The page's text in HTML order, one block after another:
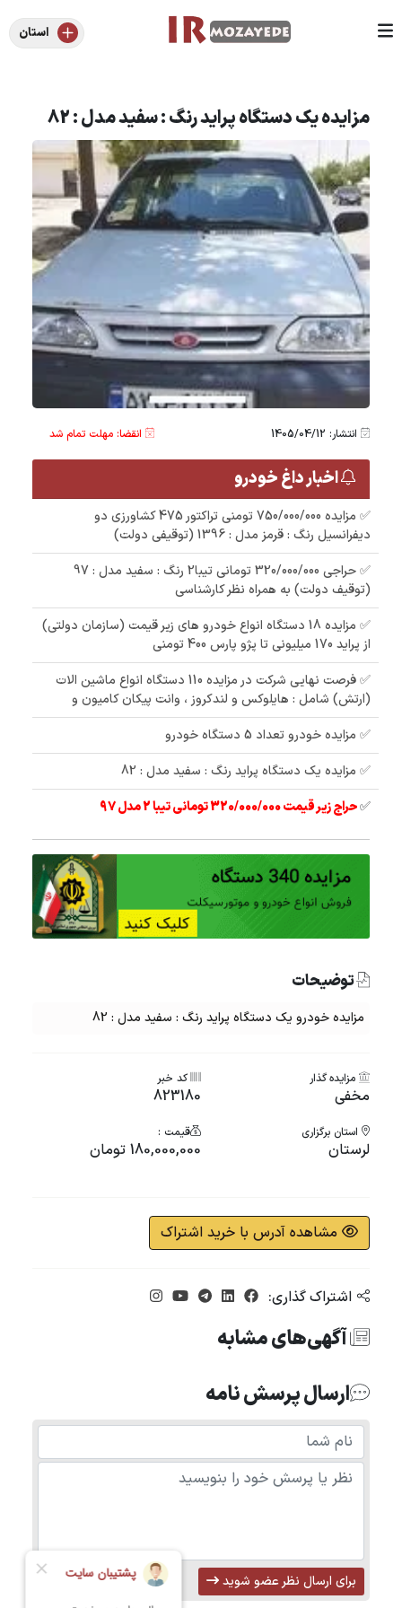
استان
مزایده یک دستگاه پراید رنگ : سفید مدل : 82
انتشار: 1405/04/12 انقضا: مهلت تمام شد
اخبار داغ خودرو
✅ مزایده 750/000/000 تومنی تراکتور 475 کشاورزی دو
دیفرانسیل رنگ : قرمز مدل : 1396 (توقیفی دولت)
✅ حراجی 320/000/000 تومانی تیبا2 رنگ : سفید مدل : 97
(توقیف دولت) به همراه نظر کارشناسی
✅ مزایده 18 دستگاه انواع خودرو های زیر قیمت (سازمان دولتی)
از پراید 170 میلیونی تا پژو پارس 400 تومنی
✅ فرصت نهایی شرکت در مزایده 110 دستگاه انواع ماشین الات
(ارتش) شامل : هایلوکس و لندکروز ، وانت پیکان کامیون و
✅ مزایده خودرو تعداد 5 دستگاه خودرو
✅ مزایده یک دستگاه پراید رنگ : سفید مدل : 82
✅حراج زیر قیمت 320/000/000 تومانی تیبا 2 مدل 97
توضیحات
مزایده خودرو یک دستگاه پراید رنگ : سفید مدل : 82
مزایده گذار
مخفی
کد خبر
823180
استان برگزاری
لرستان
قیمت :
180,000,000 تومان
مشاهده آدرس با خرید اشتراک
اشتراک گذاری:
آگهی‌های مشابه
ارسال پرسش نامه
برای ارسال نظر عضو شوید